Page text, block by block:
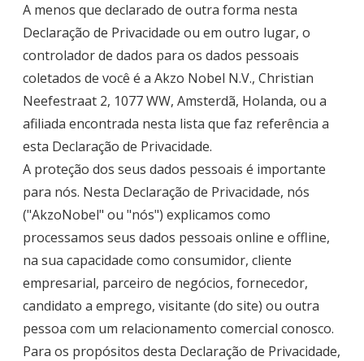
A menos que declarado de outra forma nesta
Declaração de Privacidade ou em outro lugar, o
controlador de dados para os dados pessoais
coletados de você é a Akzo Nobel N.V., Christian
Neefestraat 2, 1077 WW, Amsterdã, Holanda, ou a
afiliada encontrada nesta lista que faz referência a
esta Declaração de Privacidade.
A proteção dos seus dados pessoais é importante
para nós. Nesta Declaração de Privacidade, nós
("AkzoNobel" ou "nós") explicamos como
processamos seus dados pessoais online e offline,
na sua capacidade como consumidor, cliente
empresarial, parceiro de negócios, fornecedor,
candidato a emprego, visitante (do site) ou outra
pessoa com um relacionamento comercial conosco.
Para os propósitos desta Declaração de Privacidade,